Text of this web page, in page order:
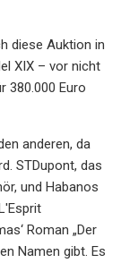
diese Auktion in
XIX – vor nicht
380.000 Euro
anderen, da
STDupont, das
und Habanos
Roman „Der
Namen gibt. Es